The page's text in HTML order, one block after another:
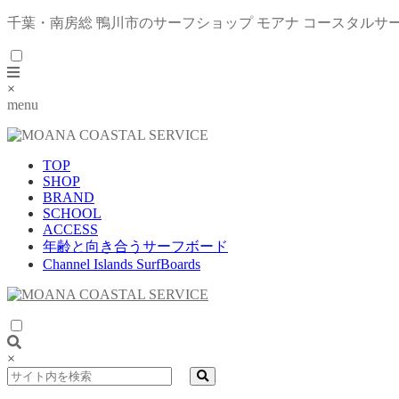
千葉・南房総 鴨川市のサーフショップ モアナ コースタルサ
×
menu
TOP
SHOP
BRAND
SCHOOL
ACCESS
年齢と向き合うサーフボード
Channel Islands SurfBoards
×